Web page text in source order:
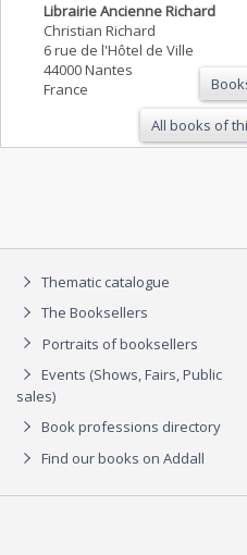
Librairie Ancienne Richard
Christian Richard
6 rue de l'Hôtel de Ville
44000 Nantes
France
All books of
Thematic catalogue
The Booksellers
Portraits of booksellers
Events (Shows, Fairs, Public
sales)
Book professions directory
Find our books on Addall